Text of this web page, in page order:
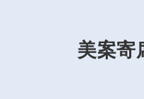
美案寄